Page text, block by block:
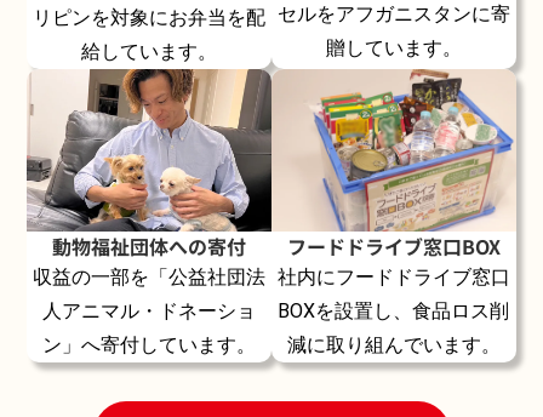
リピンを対象にお弁当を配
給しています。
セルをアフガニスタンに寄
贈しています。
動物福祉団体への寄付
収益の一部を「公益社団法
人アニマル・ドネーショ
ン」へ寄付しています。
フードドライブ窓口BOX
社内にフードドライブ窓口
BOXを設置し、食品ロス削
減に取り組んでいます。